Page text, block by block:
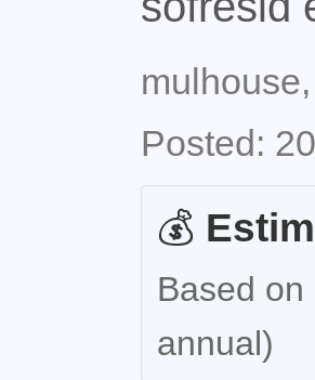
Posted:
💰
Based
annual)